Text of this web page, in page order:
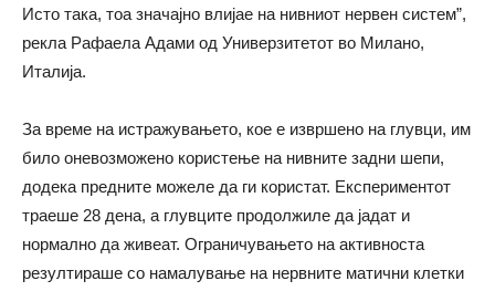
Исто така, тоа значајно влијае на нивниот нервен систем”,
рекла Рафаела Адами од Универзитетот во Милано,
Италија.
За време на истражувањето, кое е извршено на глувци, им
било оневозможено користење на нивните задни шепи,
додека предните можеле да ги користат. Експериментот
траеше 28 дена, а глувците продолжиле да јадат и
нормално да живеат. Ограничувањето на активноста
резултираше со намалување на нервните матични клетки